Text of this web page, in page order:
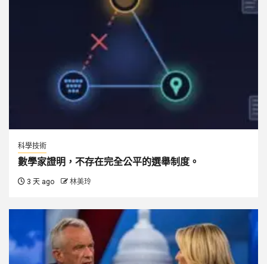
科學技術
數學家證明，不存在完全公平的選舉制度。
3 天 ago 林美玲